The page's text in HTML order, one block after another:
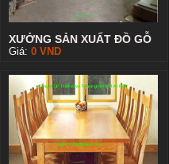
XƯỞNG SẢN XUẤT ĐỒ GỖ
Giá: 0 VND